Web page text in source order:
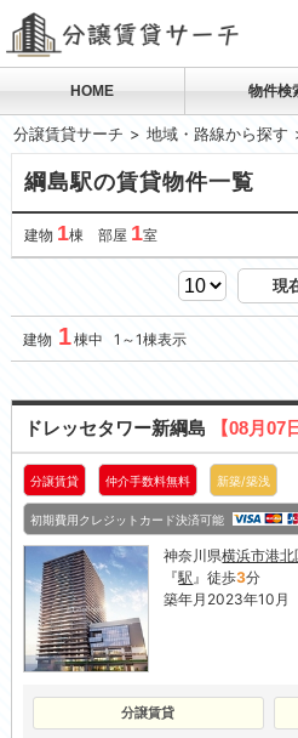
HOME 物件検
分譲賃貸サーチ 地域・路線から探す
綱島駅の賃貸物件一覧
建物 1棟 部屋 1室
現
建物 1棟中 1～1棟表示
ドレッセタワー新綱島 【08月07
分譲賃貸 仲介手数料無料 新築/築浅
初期費用クレジットカード決済可能
神奈川県横浜市港北
『駅』徒歩3分
築年月2023年10月
分譲賃貸